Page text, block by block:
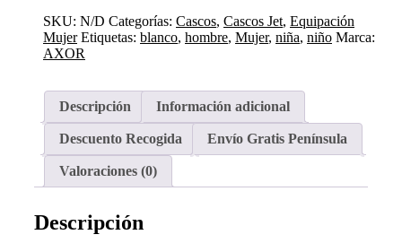
DRAGON
PACK
FAMILY
SKU: N/D Categorías: Cascos, Cascos Jet, Equipación
Mujer Etiquetas: blanco, hombre, Mujer, niña, niño Marca:
AXOR
Descripción Información adicional
Descuento Recogida Envío Gratis Península
Valoraciones (0)
Descripción